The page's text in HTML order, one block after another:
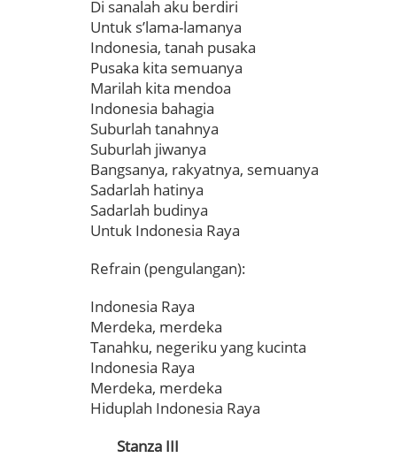
Di sanalah aku berdiri
Untuk s’lama-lamanya
Indonesia, tanah pusaka
Pusaka kita semuanya
Marilah kita mendoa
Indonesia bahagia
Suburlah tanahnya
Suburlah jiwanya
Bangsanya, rakyatnya, semuanya
Sadarlah hatinya
Sadarlah budinya
Untuk Indonesia Raya
Refrain (pengulangan):
Indonesia Raya
Merdeka, merdeka
Tanahku, negeriku yang kucinta
Indonesia Raya
Merdeka, merdeka
Hiduplah Indonesia Raya
Stanza III